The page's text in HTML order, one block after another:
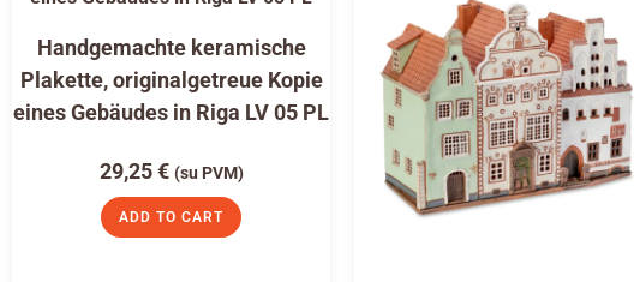
Handgemachte keramische
Plakette, originalgetreue Kopie
eines Gebäudes in Riga LV 05 PL
29,25€ (su PVM)
ADD TO CART